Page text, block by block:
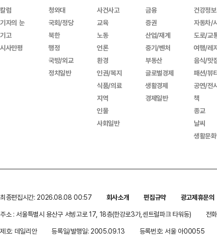
칼럼
기자의 눈
기고
시사만평
청와대
국회/정당
북한
행정
국방/외교
정치일반
사건사고
교육
노동
언론
환경
인권/복지
식품/의료
지역
인물
사회일반
금융
증권
산업/재계
중기/벤처
부동산
글로벌경제
생활경제
경제일반
건강정보
자동차/
도로/교
여행/레
음식/맛
패션/뷰
공연/전
책
종교
날씨
생활문
최종편집시간: 2026.08.08 00:57 회사소개 편집규약
광고제휴문의
주소 : 서울특별시 용산구 서빙고로 17, 18층(한강로3가,센트럴파크 타워동)
전
제호: 데일리안
등록일/발행일: 2005.09.13 등록번호: 서울 아00055